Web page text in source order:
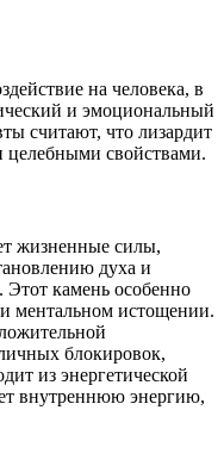
на человека, в
и эмоциональный
считают, что лизардит
целебными свойствами.
жизненные силы,
духа и
Этот камень особенно
ментальном истощении.
блокировок,
из энергетической
внутреннюю энергию,